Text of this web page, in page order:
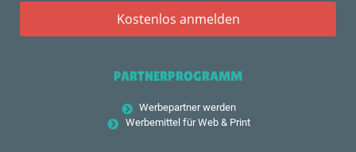
PARTNERPROGRAMM
Werbepartner werden
Werbemittel für Web & Print